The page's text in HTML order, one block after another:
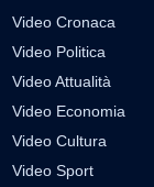
Video Cronaca
Video Politica
Video Attualità
Video Economia
Video Cultura
Video Sport